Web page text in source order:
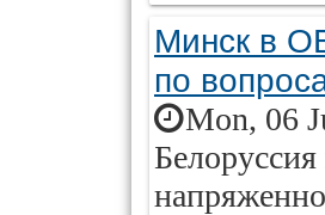
Минск в
по
Mon, 06